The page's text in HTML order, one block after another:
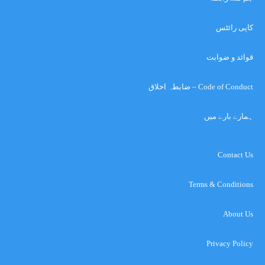
کاپی رائٹس
قوائد و ضوابت
Code of Conduct – ضابطہ اخلاق
ہمارے بارے میں
Contact Us
Terms & Conditions
About Us
Privacy Policy